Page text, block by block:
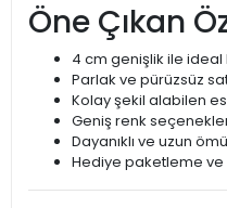
Öne Çıkan
4 cm genişlik ile ideal
Parlak ve pürüzsüz
Kolay şekil alabilen
Geniş renk
Dayanıklı ve uzun
Hediye paketleme